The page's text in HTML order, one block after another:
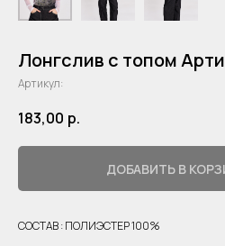
Лонгслив с топом
Артикул:
183,00 р.
ДОБАВИТЬ В
СОСТАВ : ПОЛИЭСТЕР 100%